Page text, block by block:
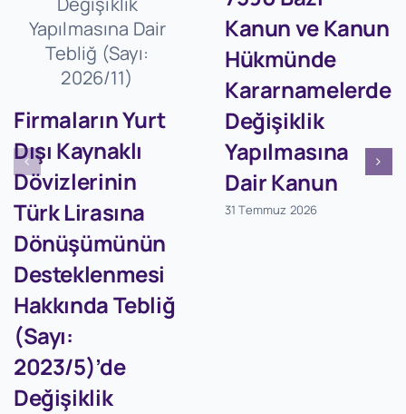
Firmaların Yurt
Dışı Kaynaklı
Dövizlerinin
Türk Lirasına
Dönüşümünün
Desteklenmesi
Hakkında Tebliğ
(Sayı:
2023/5)’de
Değişiklik
Kanun ve Kanun
Hükmünde
Kararnamelerde
Değişiklik
Yapılmasına
Dair Kanun
31 Temmuz 2026